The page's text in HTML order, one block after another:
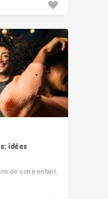
idées
de votre enfant.